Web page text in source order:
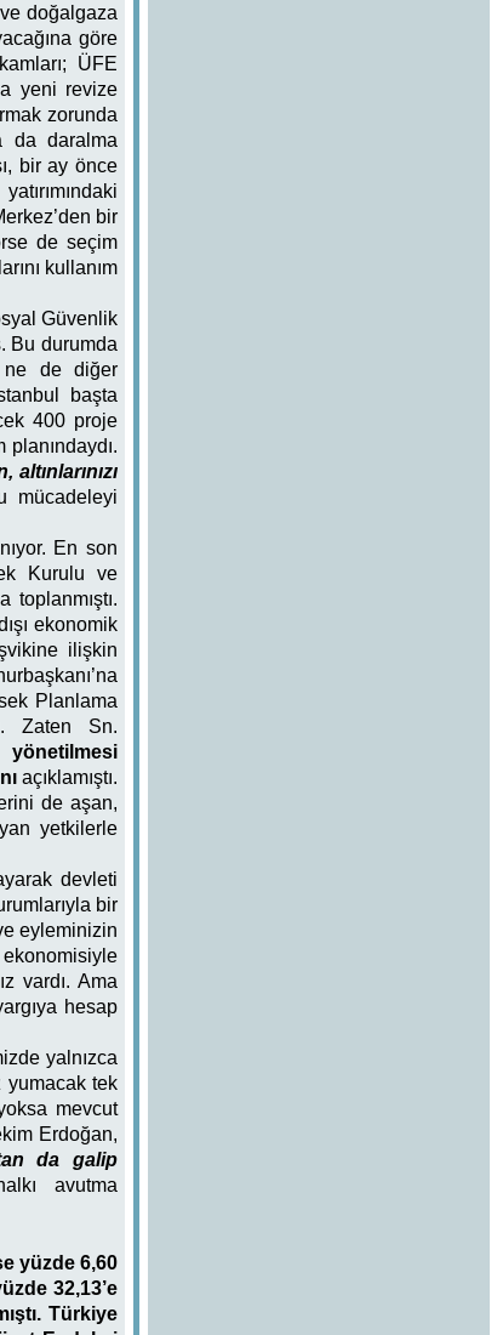
doğalgaza
göre
ÜFE
yeni revize
zorunda
da daralma
bir ay önce
bir
de seçim
kullanım
Güvenlik
Bu durumda
ne de diğer
başta
400 proje
planındaydı.
mücadeleyi
En son
Kurulu ve
ekonomik
ilişkin
Planlama
Zaten Sn.
açıklamıştı.
de aşan,
yetkilerle
devleti
bir
eyleminizin
ekonomisiyle
vardı. Ama
hesap
yalnızca
yumacak tek
mevcut
Erdoğan,
da galip
avutma
yüzde 6,60
32,13’e
Türkiye